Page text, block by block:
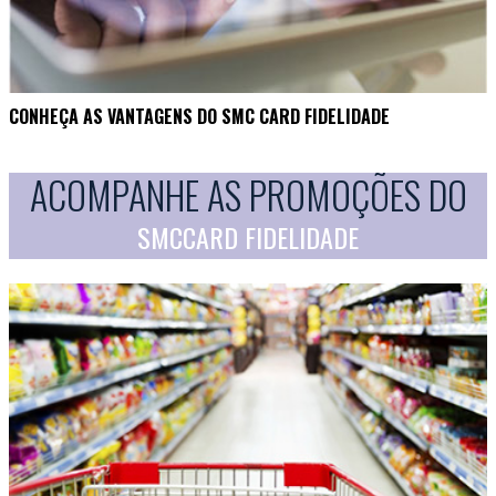
CONHEÇA AS VANTAGENS DO SMC CARD FIDELIDADE
ACOMPANHE AS PROMOÇÕES DO
SMCCARD FIDELIDADE